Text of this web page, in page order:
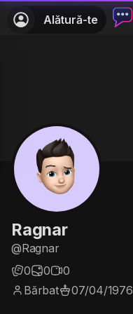
Alătură-te
Ragnar
@Ragnar
0
0
0
Bărbat
07/04/1976